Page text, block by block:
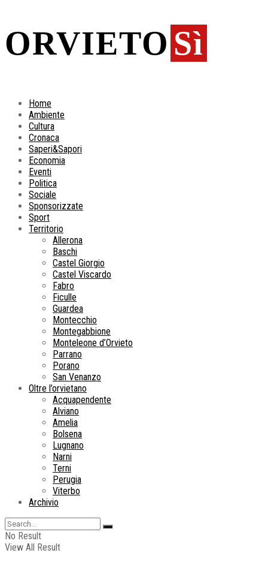
ORVIETO Sì
Home
Ambiente
Cultura
Cronaca
Saperi&Sapori
Economia
Eventi
Politica
Sociale
Sponsorizzate
Sport
Territorio
Allerona
Baschi
Castel Giorgio
Castel Viscardo
Fabro
Ficulle
Guardea
Montecchio
Montegabbione
Monteleone d’Orvieto
Parrano
Porano
San Venanzo
Oltre l’orvietano
Acquapendente
Alviano
Amelia
Bolsena
Lugnano
Narni
Terni
Perugia
Viterbo
Archivio
No Result
View All Result